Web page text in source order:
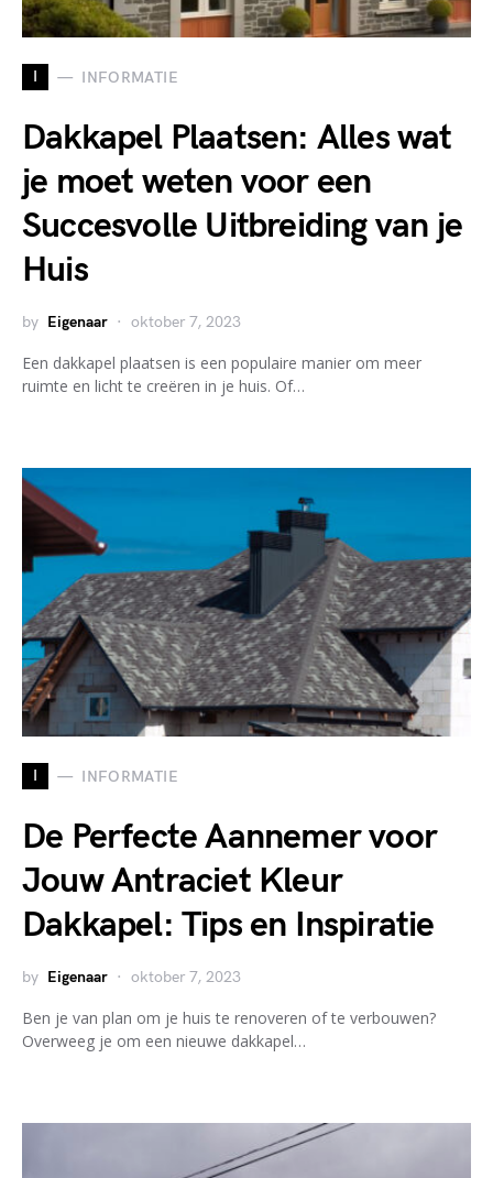
I INFORMATIE
Dakkapel Plaatsen: Alles wat
je moet weten voor een
Succesvolle Uitbreiding van je
Huis
by Eigenaar oktober 7, 2023
Een dakkapel plaatsen is een populaire manier om meer
ruimte en licht te creëren in je huis. Of…
I INFORMATIE
De Perfecte Aannemer voor
Jouw Antraciet Kleur
Dakkapel: Tips en Inspiratie
by Eigenaar oktober 7, 2023
Ben je van plan om je huis te renoveren of te verbouwen?
Overweeg je om een nieuwe dakkapel…